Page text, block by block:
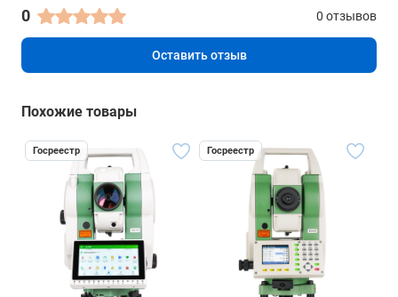
11.1 В
Дальность б/о
Пылевлагозащищённость
0 0 отзывов
Оставить отзыв
Похожие товары
Госреестр Госреестр